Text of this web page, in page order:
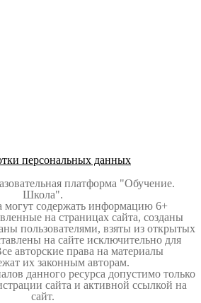
персональных данных
платформа "Обучение.
Школа".
могут содержать информацию 6+
на страницах сайта, созданы
пользователями, взяты из открытых
на сайте исключительно для
авторские права на материалы
их законным авторам.
данного ресурса допустимо только
сайта и активной ссылкой на
сайт.